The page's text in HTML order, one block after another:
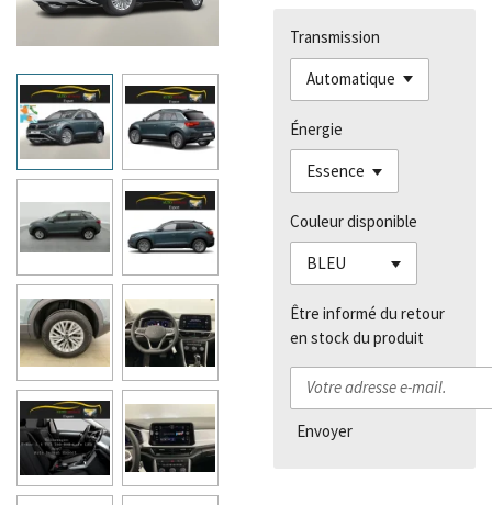
Transmission
Énergie
Couleur disponible
Être informé du retour
en stock du produit
Envoyer